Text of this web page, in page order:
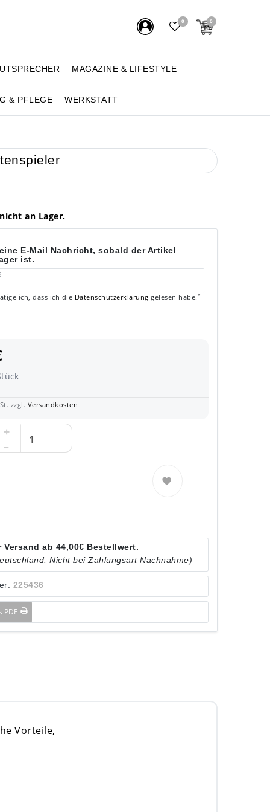
0 0
MAGAZINE & LIFESTYLE
& PFLEGE WERKSTATT
an Lager.
E-Mail Nachricht, sobald der Artikel
ist.
ich, dass ich die Daten­schutz­erklärung gelesen habe.*
zzgl. Versandkosten
Versand ab 44,00€ Bestellwert.
Nicht bei Zahlungsart Nachnahme)
225436
PDF
Vorteile,